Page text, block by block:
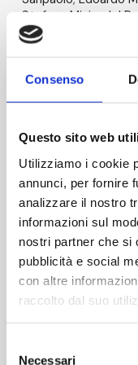
Consenso
Questo sito web
Utilizziamo i cookie
annunci, per fornire
analizzare il nostro
informazioni sul
nostri partner che si
pubblicità e social
con altre
raccolto dal suo
Necessari
Stefano Mizio, del
la Asociación
Neuroblastoma,
Thermo Fisher, con